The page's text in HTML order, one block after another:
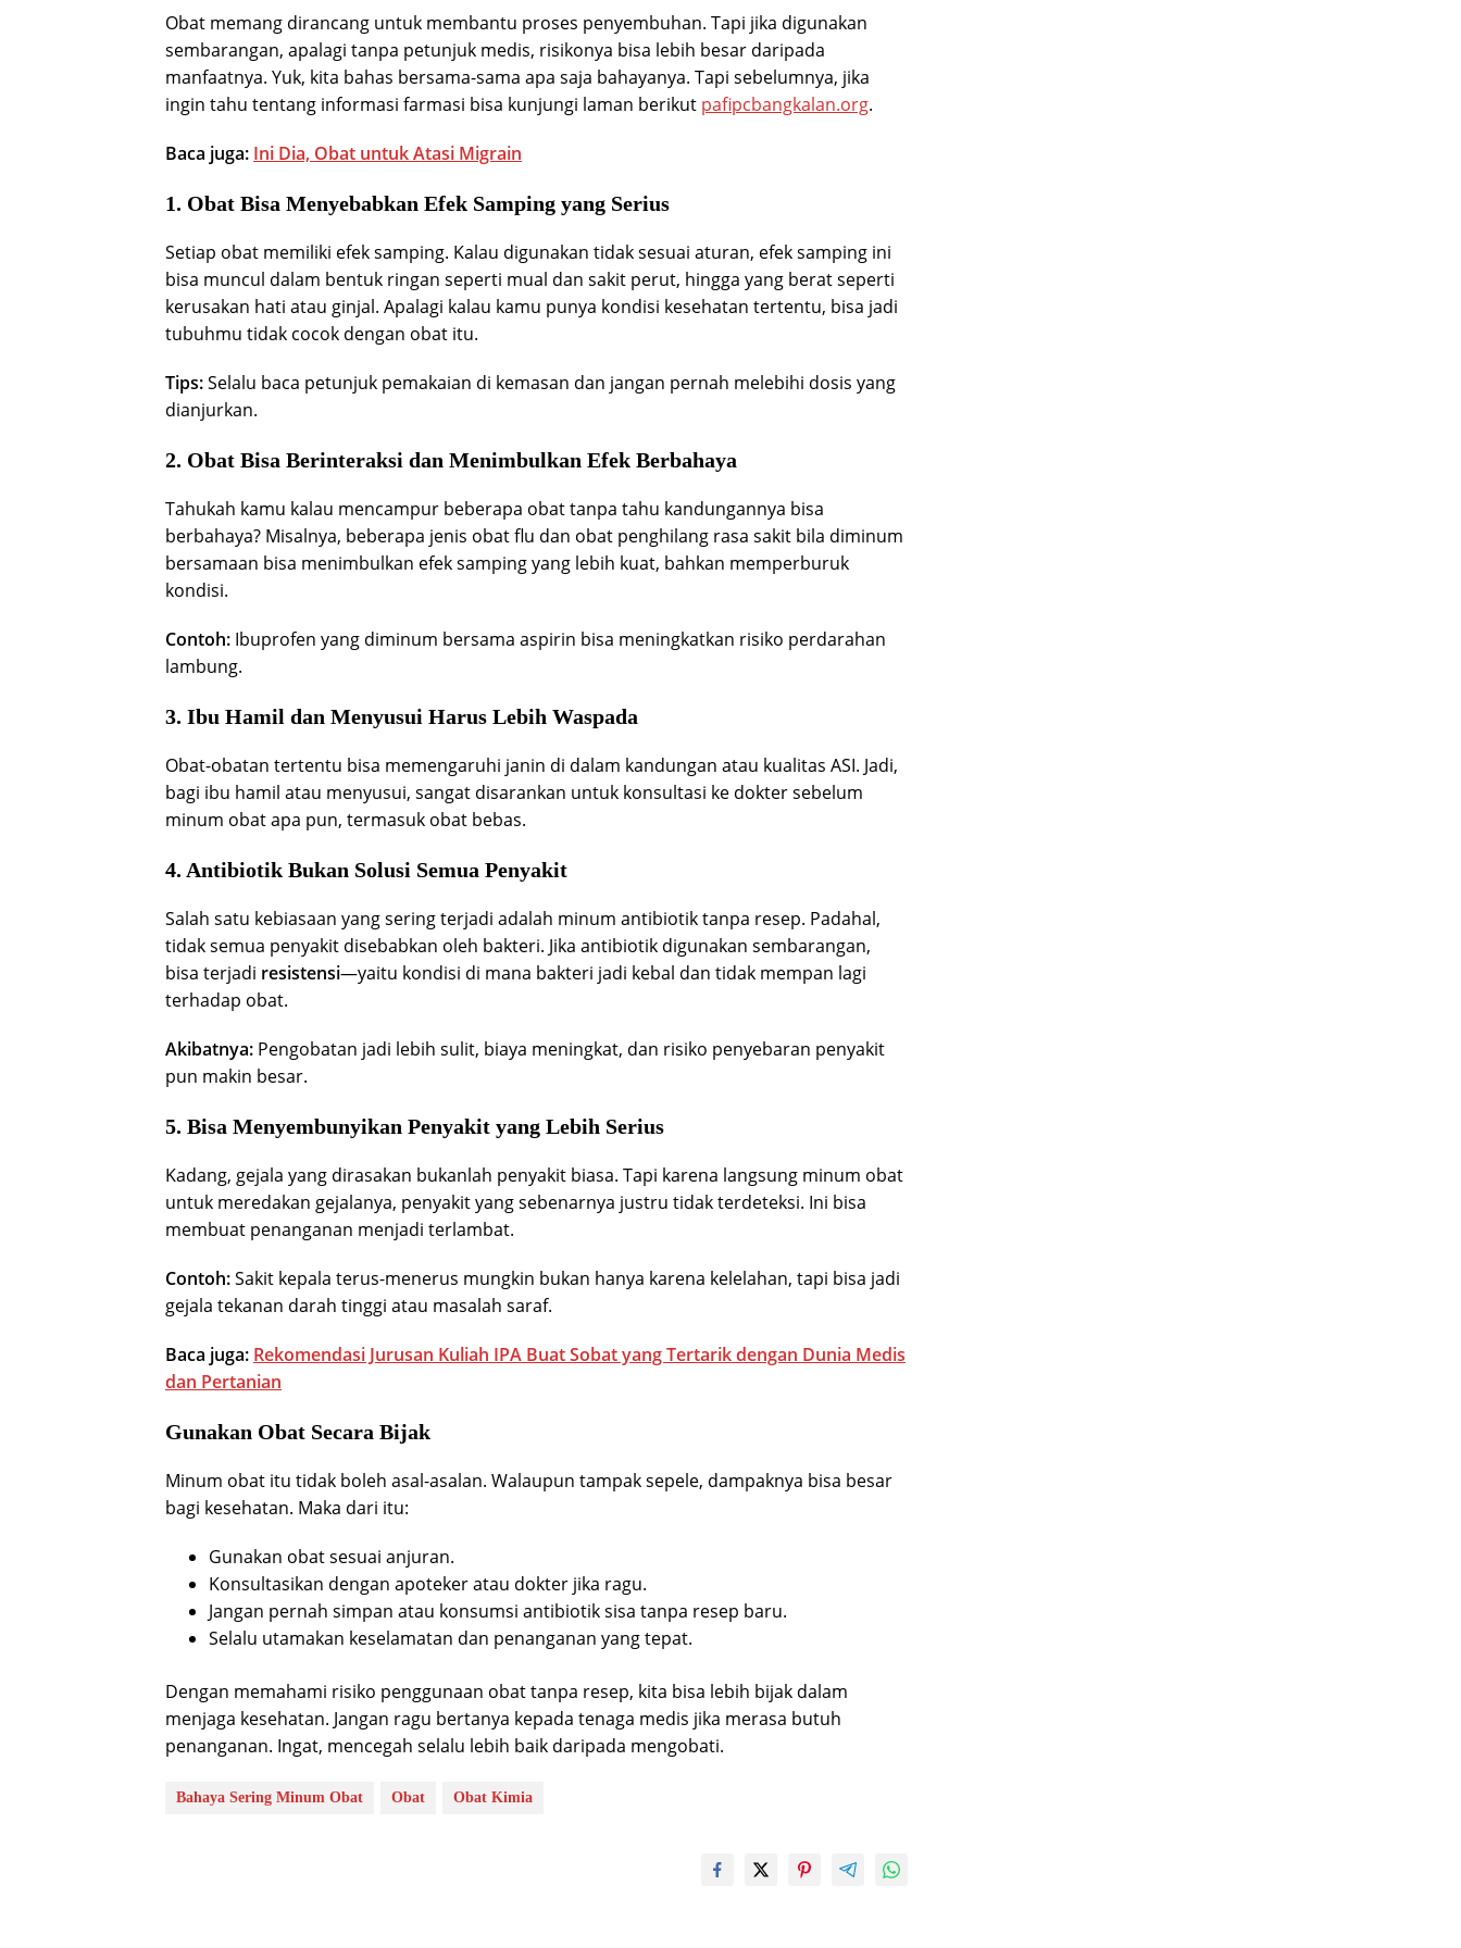
Obat memang dirancang untuk membantu proses penyembuhan. Tapi jika digunakan
sembarangan, apalagi tanpa petunjuk medis, risikonya bisa lebih besar daripada
manfaatnya. Yuk, kita bahas bersama-sama apa saja bahayanya. Tapi sebelumnya, jika
ingin tahu tentang informasi farmasi bisa kunjungi laman berikut pafipcbangkalan.org.
Baca juga: Ini Dia, Obat untuk Atasi Migrain
1. Obat Bisa Menyebabkan Efek Samping yang Serius
Setiap obat memiliki efek samping. Kalau digunakan tidak sesuai aturan, efek samping ini
bisa muncul dalam bentuk ringan seperti mual dan sakit perut, hingga yang berat seperti
kerusakan hati atau ginjal. Apalagi kalau kamu punya kondisi kesehatan tertentu, bisa jadi
tubuhmu tidak cocok dengan obat itu.
Tips:Selalu baca petunjuk pemakaian di kemasan dan jangan pernah melebihi dosis yang
dianjurkan.
2. Obat Bisa Berinteraksi dan Menimbulkan Efek Berbahaya
Tahukah kamu kalau mencampur beberapa obat tanpa tahu kandungannya bisa
berbahaya? Misalnya, beberapa jenis obat flu dan obat penghilang rasa sakit bila diminum
bersamaan bisa menimbulkan efek samping yang lebih kuat, bahkan memperburuk
kondisi.
Contoh: Ibuprofen yang diminum bersama aspirin bisa meningkatkan risiko perdarahan
lambung.
3. Ibu Hamil dan Menyusui Harus Lebih Waspada
Obat-obatan tertentu bisa memengaruhi janin di dalam kandungan atau kualitas ASI. Jadi,
bagi ibu hamil atau menyusui, sangat disarankan untuk konsultasi ke dokter sebelum
minum obat apa pun, termasuk obat bebas.
4. Antibiotik Bukan Solusi Semua Penyakit
Salah satu kebiasaan yang sering terjadi adalah minum antibiotik tanpa resep. Padahal,
tidak semua penyakit disebabkan oleh bakteri. Jika antibiotik digunakan sembarangan,
bisa terjadi resistensi—yaitu kondisi di mana bakteri jadi kebal dan tidak mempan lagi
terhadap obat.
Akibatnya: Pengobatan jadi lebih sulit, biaya meningkat, dan risiko penyebaran penyakit
pun makin besar.
5. Bisa Menyembunyikan Penyakit yang Lebih Serius
Kadang, gejala yang dirasakan bukanlah penyakit biasa. Tapi karena langsung minum obat
untuk meredakan gejalanya, penyakit yang sebenarnya justru tidak terdeteksi. Ini bisa
membuat penanganan menjadi terlambat.
Contoh:Sakit kepala terus-menerus mungkin bukan hanya karena kelelahan, tapi bisa jadi
gejala tekanan darah tinggi atau masalah saraf.
Baca juga: Rekomendasi Jurusan Kuliah IPA Buat Sobat yang Tertarik dengan Dunia Medis
dan Pertanian
Gunakan Obat Secara Bijak
Minum obat itu tidak boleh asal-asalan. Walaupun tampak sepele, dampaknya bisa besar
bagi kesehatan. Maka dari itu:
Gunakan obat sesuai anjuran.
Konsultasikan dengan apoteker atau dokter jika ragu.
Jangan pernah simpan atau konsumsi antibiotik sisa tanpa resep baru.
Selalu utamakan keselamatan dan penanganan yang tepat.
Dengan memahami risiko penggunaan obat tanpa resep, kita bisa lebih bijak dalam
menjaga kesehatan. Jangan ragu bertanya kepada tenaga medis jika merasa butuh
penanganan. Ingat, mencegah selalu lebih baik daripada mengobati.
Bahaya Sering Minum Obat Obat Obat Kimia